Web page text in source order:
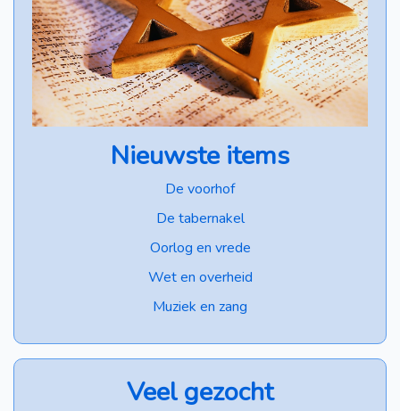
Nieuwste items
De voorhof
De tabernakel
Oorlog en vrede
Wet en overheid
Muziek en zang
Veel gezocht